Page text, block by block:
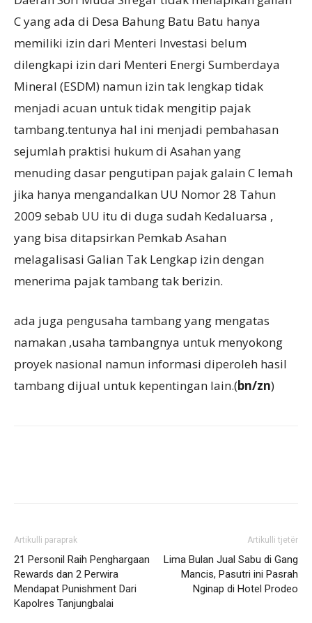
C yang ada di Desa Bahung Batu Batu hanya
memiliki izin dari Menteri Investasi belum
dilengkapi izin dari Menteri Energi Sumberdaya
Mineral (ESDM) namun izin tak lengkap tidak
menjadi acuan untuk tidak mengitip pajak
tambang.tentunya hal ini menjadi pembahasan
sejumlah praktisi hukum di Asahan yang
menuding dasar pengutipan pajak galain C lemah
jika hanya mengandalkan UU Nomor 28 Tahun
2009 sebab UU itu di duga sudah Kedaluarsa ,
yang bisa ditapsirkan Pemkab Asahan
melagalisasi Galian Tak Lengkap izin dengan
menerima pajak tambang tak berizin.
ada juga pengusaha tambang yang mengatas
namakan ,usaha tambangnya untuk menyokong
proyek nasional namun informasi diperoleh hasil
tambang dijual untuk kepentingan lain.(bn/zn)
Artikulli paraprak
21 Personil Raih Penghargaan
Rewards dan 2 Perwira
Mendapat Punishment Dari
Kapolres Tanjungbalai
Artikulli tjetër
Lima Bulan Jual Sabu di Gang
Mancis, Pasutri ini Pasrah
Nginap di Hotel Prodeo